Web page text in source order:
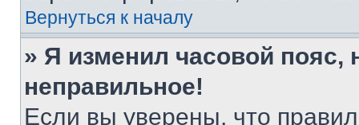
Вернуться к началу
» Я изменил часовой пояс,
неправильное!
Если вы уверены, что